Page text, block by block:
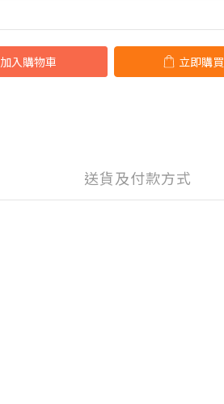
加入購物車 立即購買
送貨及付款方式